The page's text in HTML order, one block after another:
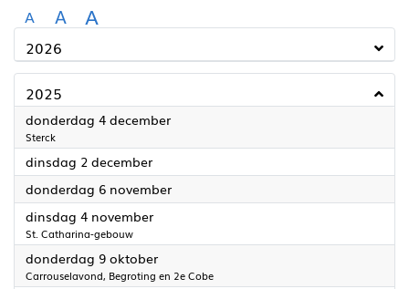
A A A
2026
2025
donderdag 4 december2025
Sterck
dinsdag 2 december2025
donderdag 6 november2025
dinsdag 4 november2025
St. Catharina-gebouw
donderdag 9 oktober2025
Carrouselavond, Begroting en 2e Cobe